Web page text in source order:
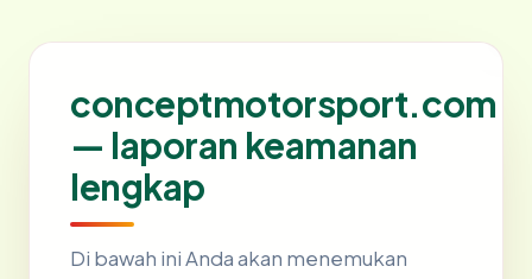
conceptmotorsport.com
— laporan keamanan
lengkap
Di bawah ini Anda akan menemukan